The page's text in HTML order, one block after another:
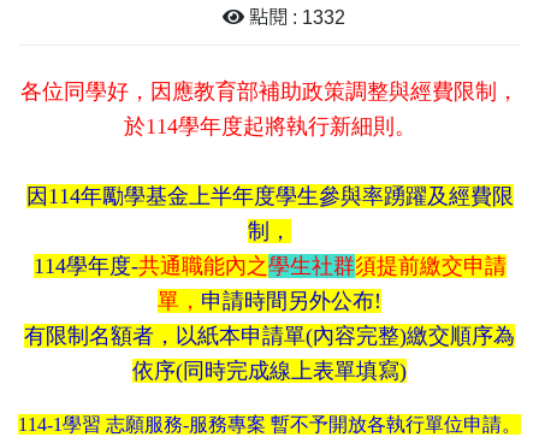
點閱 : 1332
各位同學好，因應教育部補助政策調整與經費限制，
於114學年度起將執行新細則。
因114年勵學基金上半年度學生參與率踴躍及經費限
制，
114學年度-共通職能內之學生社群須提前繳交申請
單， 申請時間另外公布!
有限制名額者，以紙本申請單(內容完整)繳交順序為
依序(同時完成線上表單填寫)
114-1學習 志願服務-服務專案 暫不予開放各執行單位申請。